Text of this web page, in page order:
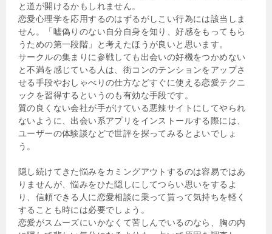
と道が開けるかもしれません。
恋愛心理学を応用するのはずるがしこい行為には該当しま
せん。「嘘偽りのない自分自身を知り、好感をもってもら
うための第一段階」と考えたほうが良いと思います。
サークルの集まりに参戦しても出会いの好機をつかめない
と不満を感じている人は、街コンのテンションをアップさ
せる手段やおしゃべりの仕方などすぐに使える恋愛テクニ
ックを習得するというのも有効な手段です。
質の良くない会社が手がけている悪辣サイトにしてやられ
ないように、出会い系アプリをインストールする際には、
ユーザーの体験談などで世評を探ってみるとよいでしょ
う。
隠し続けてきた悩みをカミングアウトするのは容易ではあ
りませんが、悩みをひた隠しにしてつらい思いをするよ
り、信頼できる人に恋愛相談に乗って貰って気持ちを軽く
することも時には必要でしょう。
恋愛がスムーズにいかなくて苦しんでいるのなら、胸の内